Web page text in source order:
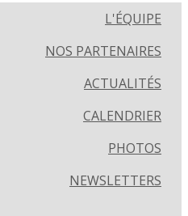
L'ÉQUIPE
NOS PARTENAIRES
ACTUALITÉS
CALENDRIER
PHOTOS
NEWSLETTERS